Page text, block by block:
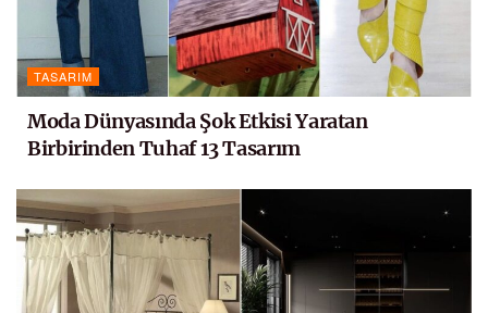
TASARIM
Moda Dünyasında Şok Etkisi Yaratan
Birbirinden Tuhaf 13 Tasarım